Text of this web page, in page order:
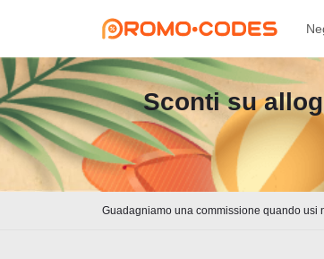
Sconti su
Guadagniamo una commissione quando usi